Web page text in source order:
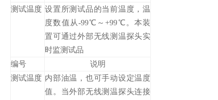
测试温度 设置所测试品的当前温度，温
度数值从-99℃～+99℃。本装
置可通过外部无线测温探头实
时监测试品
编号
说明
测试温度 内部油温，也可手动设定温度
值。当外部无线测温探头连接